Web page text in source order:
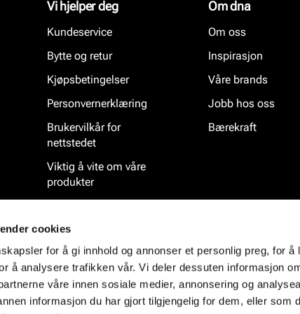
cookies
for å gi innhold og annonser et personlig preg, for å
å analysere trafikken vår. Vi deler dessuten informasjon
våre innen sosiale medier, annonsering og
informasjon du har gjort tilgjengelig for dem, eller som
Vi hjelper deg
Kundeservice
Bytte og retur
Kjøpsbetingelser
Personvernerklæring
Brukervilkår for
nettstedet
Viktig å vite om våre
produkter
Om dna
Om oss
Inspirasjon
Våre brands
Jobb hos oss
Bærekraft